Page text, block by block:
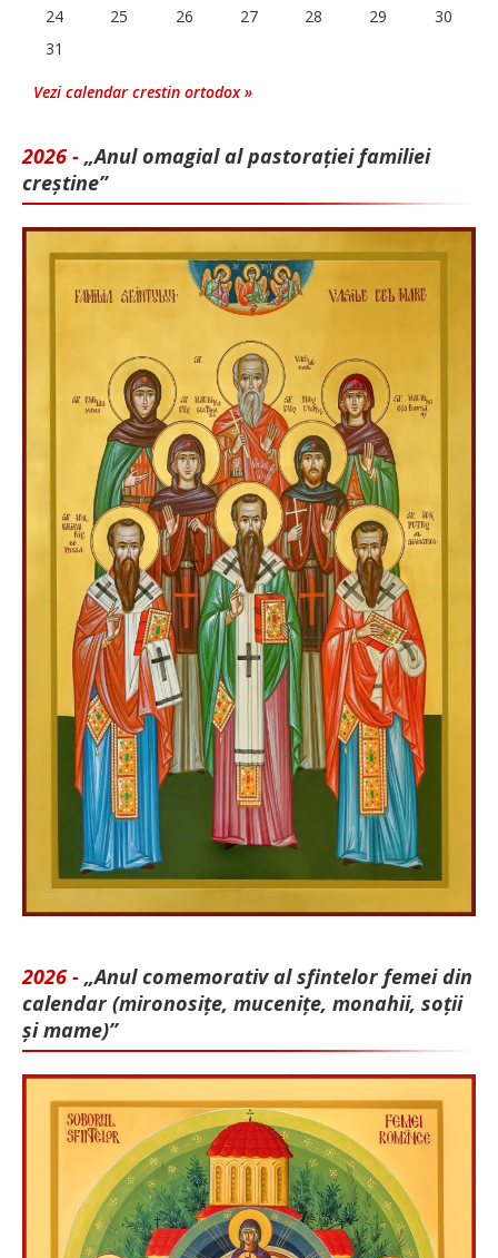
24
25 26 27 28 29
30
31
Vezi calendar crestin ortodox »
2026 - „Anul omagial al pastorației familiei
creștine”
2026 - „Anul comemorativ al sfintelor femei din
calendar (mironosițe, mu­cenițe, monahii, soții
și mame)”